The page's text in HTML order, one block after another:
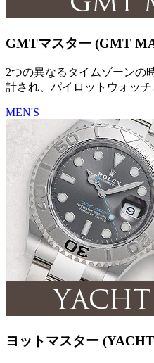
GMTマスター (GMT
2つの異なるタイムゾーンの
計され、パイロットウォッ
MEN'S
ヨットマスター